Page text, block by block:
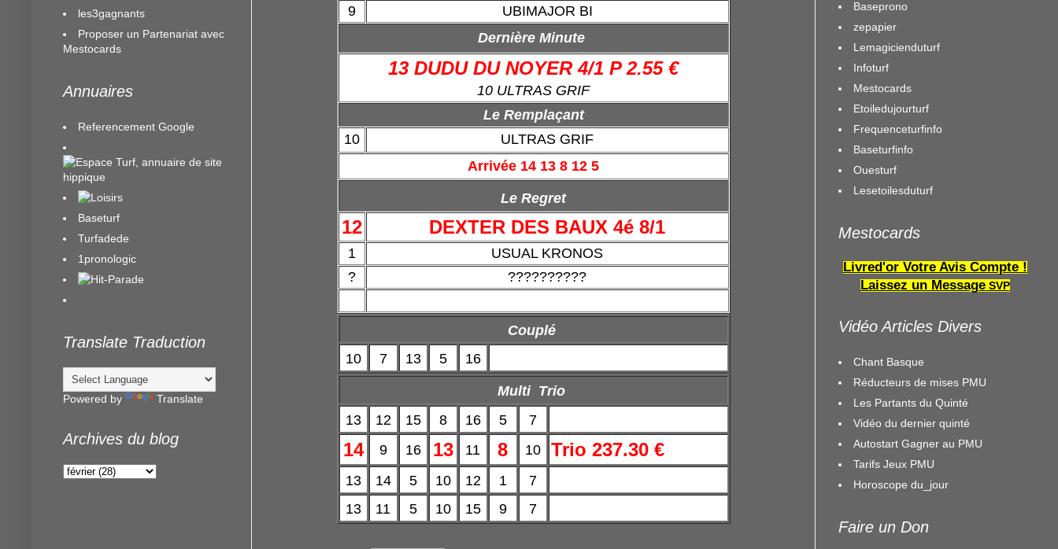
9
UBIMAJOR BI
Dernière Minute
13 DUDU DU NOYER 4/1 P 2.55 €
10 ULTRAS GRIF
Le Remplaçant
10
ULTRAS GRIF
Arrivée 14 13 8 12 5
Le Regret
12 DEXTER DES BAUX 4é 8/1
1
USUAL KRONOS
?
??????????
Couplé
10
7 13 5 16
Multi Trio
13
12 15 8 16 5 7
14 9 16 13 11 8 10 Trio 237.30 €
13 14 5 10 12 1
7
13
11 5 10 15 9 7
les3gagnants
Proposer un Partenariat avec
Mestocards
Annuaires
Referencement Google
Baseturf
Turfadede
1pronologic
Translate Traduction
Powered by Translate
Archives du blog
Baseprono
zepapier
Lemagicienduturf
Infoturf
Mestocards
Etoiledujourturf
Frequenceturfinfo
Baseturfinfo
Ouesturf
Lesetoilesduturf
Mestocards
Livred'or Votre Avis Compte !
Laissez un Message SVP
Vidéo Articles Divers
Chant Basque
Réducteurs de mises PMU
Les Partants du Quinté
Vidéo du dernier quinté
Autostart Gagner au PMU
Tarifs Jeux PMU
Horoscope du_jour
Faire un Don